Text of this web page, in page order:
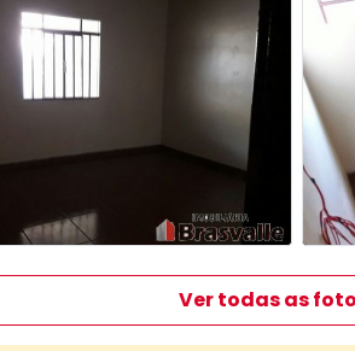
Ver todas as